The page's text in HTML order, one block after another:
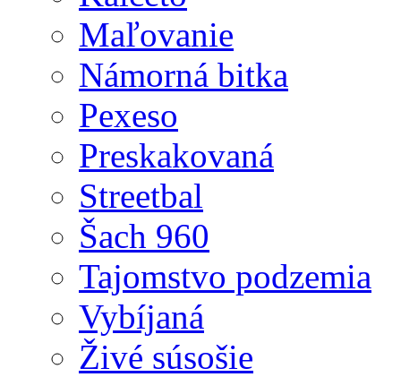
Maľovanie
Námorná bitka
Pexeso
Preskakovaná
Streetbal
Šach 960
Tajomstvo podzemia
Vybíjaná
Živé súsošie